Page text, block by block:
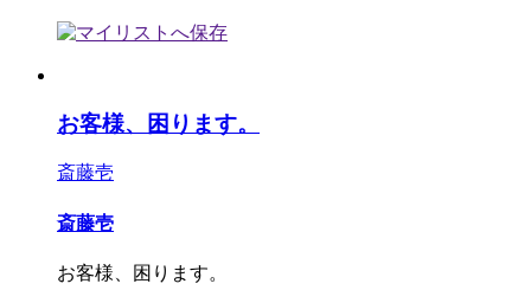
お客様、困ります。
斎藤壱
斎藤壱
お客様、困ります。